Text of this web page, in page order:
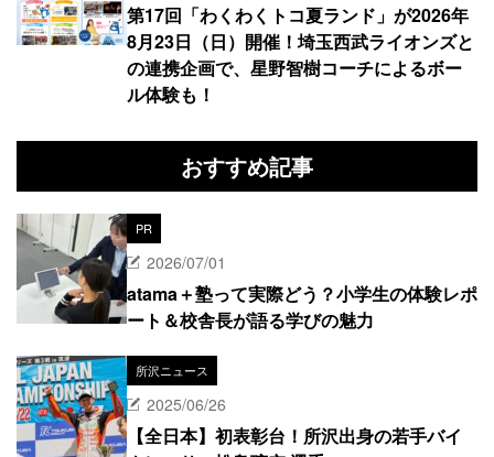
第17回「わくわくトコ夏ランド」が2026年
8月23日（日）開催！埼玉西武ライオンズと
の連携企画で、星野智樹コーチによるボー
ル体験も！
おすすめ記事
PR
2026/07/01
atama＋塾って実際どう？小学生の体験レポ
ート＆校舎長が語る学びの魅力
所沢ニュース
2025/06/26
【全日本】初表彰台！所沢出身の若手バイ